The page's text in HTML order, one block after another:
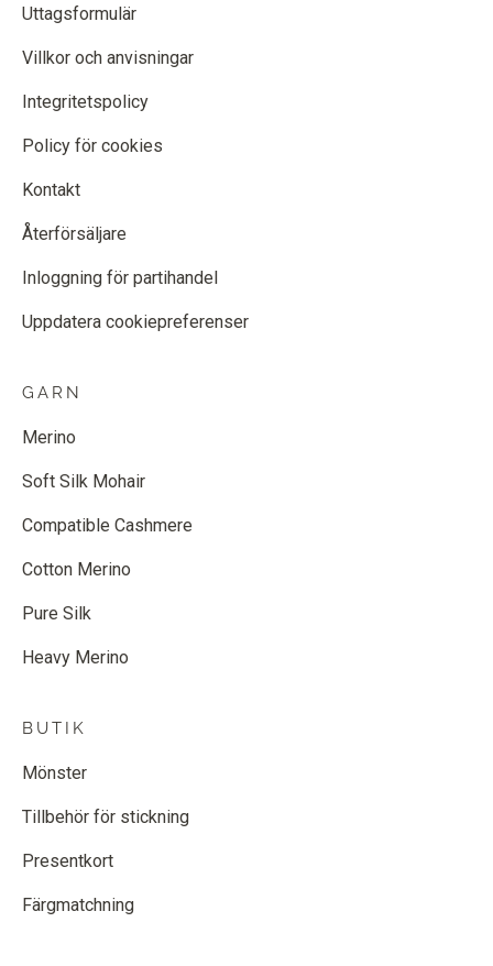
Uttagsformulär
Villkor och anvisningar
Integritetspolicy
Policy för cookies
Kontakt
Återförsäljare
Inloggning för partihandel
Uppdatera cookiepreferenser
GARN
Merino
Soft Silk Mohair
Compatible Cashmere
Cotton Merino
Pure Silk
Heavy Merino
BUTIK
Mönster
Tillbehör för stickning
Presentkort
Färgmatchning